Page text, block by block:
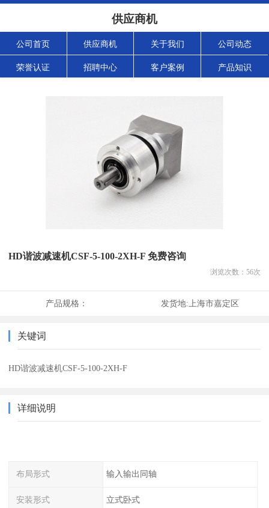
供应商机
公司首页 供应商机 关于我们 公司动态
荣誉认证 招聘中心 客户案例 产品知识
HD谐波减速机CSF-5-100-2XH-F 免费咨询
浏览次数： 56次
产品规格： 发货地: 上海市嘉定区
关键词
HD谐波减速机CSF-5-100-2XH-F
详细说明
布局形式 输入输出同轴
安装形式 立式卧式